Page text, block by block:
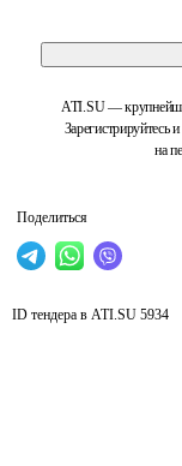
ATI.SU —
Зарегистрируйтесь
на
Поделиться
ID тендера в ATI.SU 5934